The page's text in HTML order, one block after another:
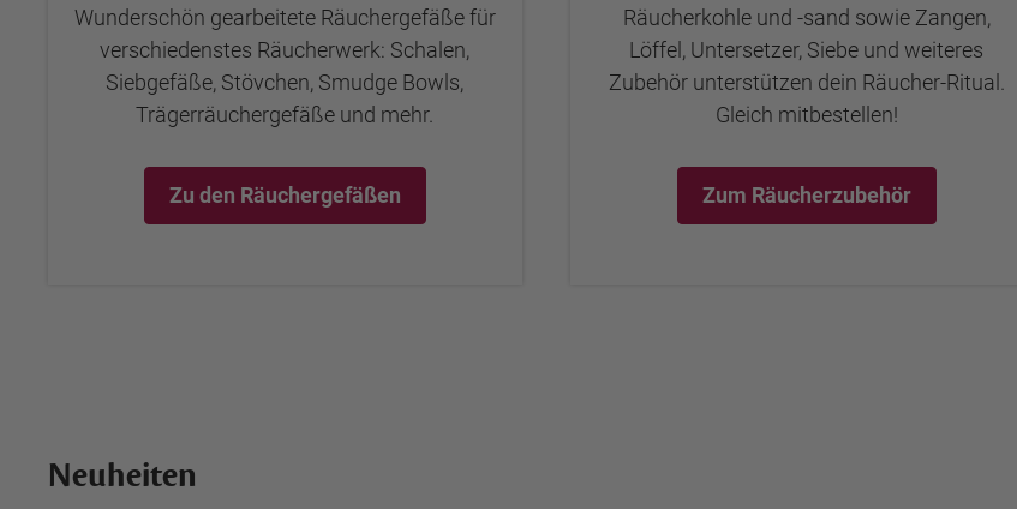
Wunderschön gearbeitete Räuchergefäße für
verschiedenstes Räucherwerk: Schalen,
Siebgefäße, Stövchen, Smudge Bowls,
Trägerräuchergefäße und mehr.
Zu den Räuchergefäßen
Räucherkohle und -sand sowie Zangen,
Löffel, Untersetzer, Siebe und weiteres
Zubehör unterstützen dein Räucher-Ritual.
Gleich mitbestellen!
Zum Räucherzubehör
Neuheiten